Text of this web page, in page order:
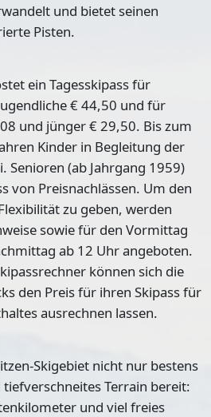
und bietet seinen
Pisten.
ein Tagesskipass für
€ 44,50 und für
und jünger € 29,50. Bis zum
Kinder in Begleitung der
Senioren (ab Jahrgang 1959)
von Preisnachlässen. Um den
zu geben, werden
sowie für den Vormittag
ab 12 Uhr angeboten.
können sich die
den Preis für ihren Skipass für
ausrechnen lassen.
Skigebiet nicht nur bestens
Terrain bereit:
und viel freies